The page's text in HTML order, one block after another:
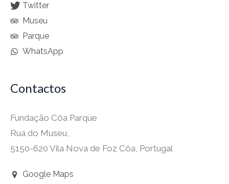
Twitter
Museu
Parque
WhatsApp
Contactos
Fundação Côa Parque
Rua do Museu,
5150-620 Vila Nova de Foz Côa, Portugal
Google Maps